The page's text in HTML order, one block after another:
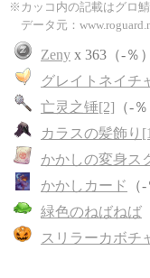
※カッコ内の記載はグロ
データ元：
Zeny x 363（-％）
グレイトネイチ
亡灵之锤[2] （-％
カラスの髪飾り
かかしの変身ス
かかしカード
（
緑色のねばねば
スリラーカボチ